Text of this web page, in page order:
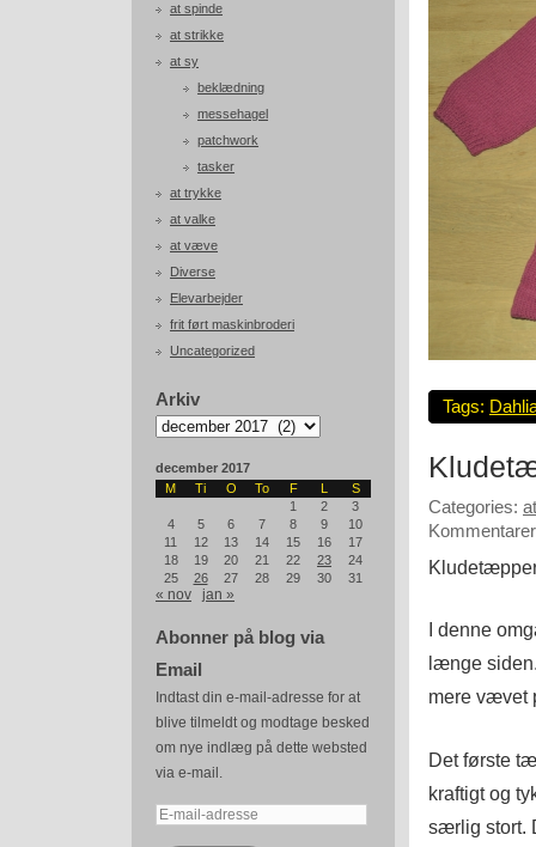
at spinde
at strikke
at sy
beklædning
messehagel
patchwork
tasker
at trykke
at valke
at væve
Diverse
Elevarbejder
frit ført maskinbroderi
Uncategorized
Arkiv
Arkiv
december 2017
M
Ti O To F L
S
1
2
3
4
5 6 7 8 9
10
11
12 13 14 15 16
17
18
19 20 21 22 23
24
25
26 27 28 29 30 31
« nov jan »
Abonner på blog via
Email
Indtast din e-mail-adresse for at
blive tilmeldt og modtage besked
om nye indlæg på dette websted
via e-mail.
E-
Tags:
Categories:
I denne
længe
mere vævet
Det første
kraftigt og
særlig stort.